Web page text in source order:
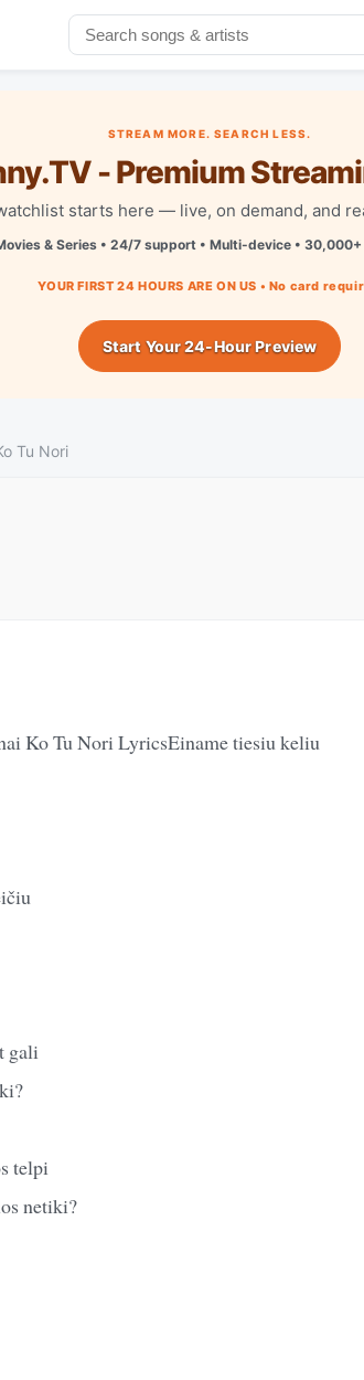
STREAM MORE. SEARCH LESS.
- Premium
starts here — live, on demand, and
& Series • 24/7 support • Multi-device • 30,000+
YOUR FIRST 24 HOURS ARE ON US • No card
Start Your 24-Hour Preview
Tu Nori
Ko Tu Nori LyricsEiname tiesiu keliu
gali
telpi
netiki?